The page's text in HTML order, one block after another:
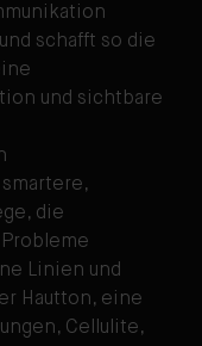
schafft so die
und sichtbare
die
Linien und
Hautton, eine
Cellulite,